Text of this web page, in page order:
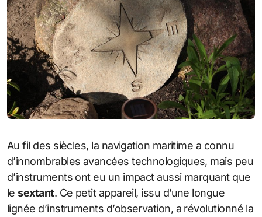
Au fil des siècles, la navigation maritime a connu
d’innombrables avancées technologiques, mais peu
d’instruments ont eu un impact aussi marquant que
lesextant. Ce petit appareil, issu d’une longue
lignée d’instruments d’observation, a révolutionné la